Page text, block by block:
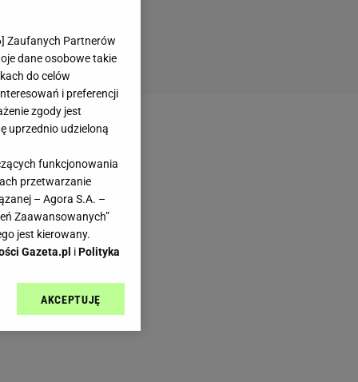
] Zaufanych Partnerów
dane osobowe takie
do celów
i preferencji
zgody jest
uprzednio udzieloną
funkcjonowania
przetwarzanie
– Agora S.A. –
Zaawansowanych”
jest kierowany.
Gazeta.pl iPolityka
sp. z o.o., jej
AKCEPTUJĘ